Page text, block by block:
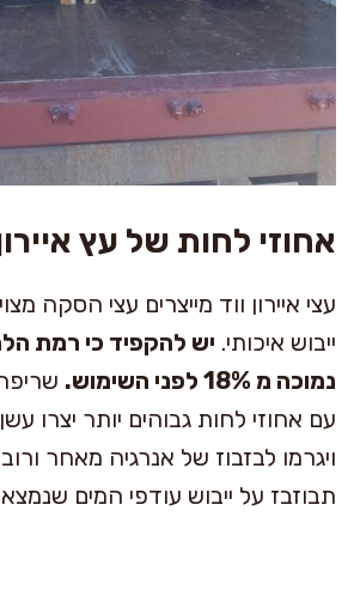
אחוזי לחות של עץ
עצי איירון ווד מייצרים עצי הסקה
ייבוש איכותי. יש להקפיד כי רמת
נמוכה מ 18% לפני השימוש.
עם אחוזי לחות גבוהים יותר יצרו
ויגרמו לבזבוז של אנרגיה מאחר
תבוזבז על ייבוש עודפי המים